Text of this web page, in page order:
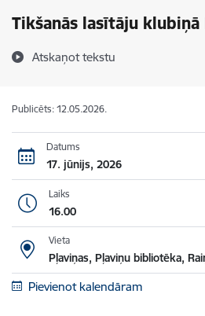
Tikšanās lasītāju klubiņā
Atskaņot tekstu
Publicēts: 12.05.2026.
Datums
17. jūnijs, 2026
Laiks
16.00
Vieta
Pļaviņas, Pļaviņu bibliotēka,
Pievienot kalendāram